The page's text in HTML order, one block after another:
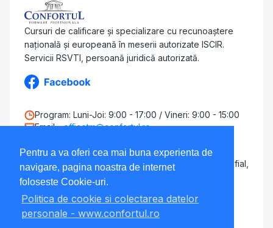
Pentru a va oferi cea mai buna experienta de
navigare, pagina noastra de internet
foloseste Cookie-uri.
Politica de cookie si colectarea datelor
personale - www.confortul.ro
Cursuri de calificare și specializare cu recunoaștere
națională și europeană în meserii autorizate ISCIR.
Servicii RSVTI, persoană juridică autorizată.
Program: Luni-Joi: 9:00 - 17:00 / Vineri: 9:00 - 15:00
Email -officetm@confortul.ro
Adresa - Punct de lucru Giroc
Strada Calea Timișoarei 18 (Curte Lorimex, AD Profial,
Prod GFI)
Regulament GDPR
Politica de Cookies